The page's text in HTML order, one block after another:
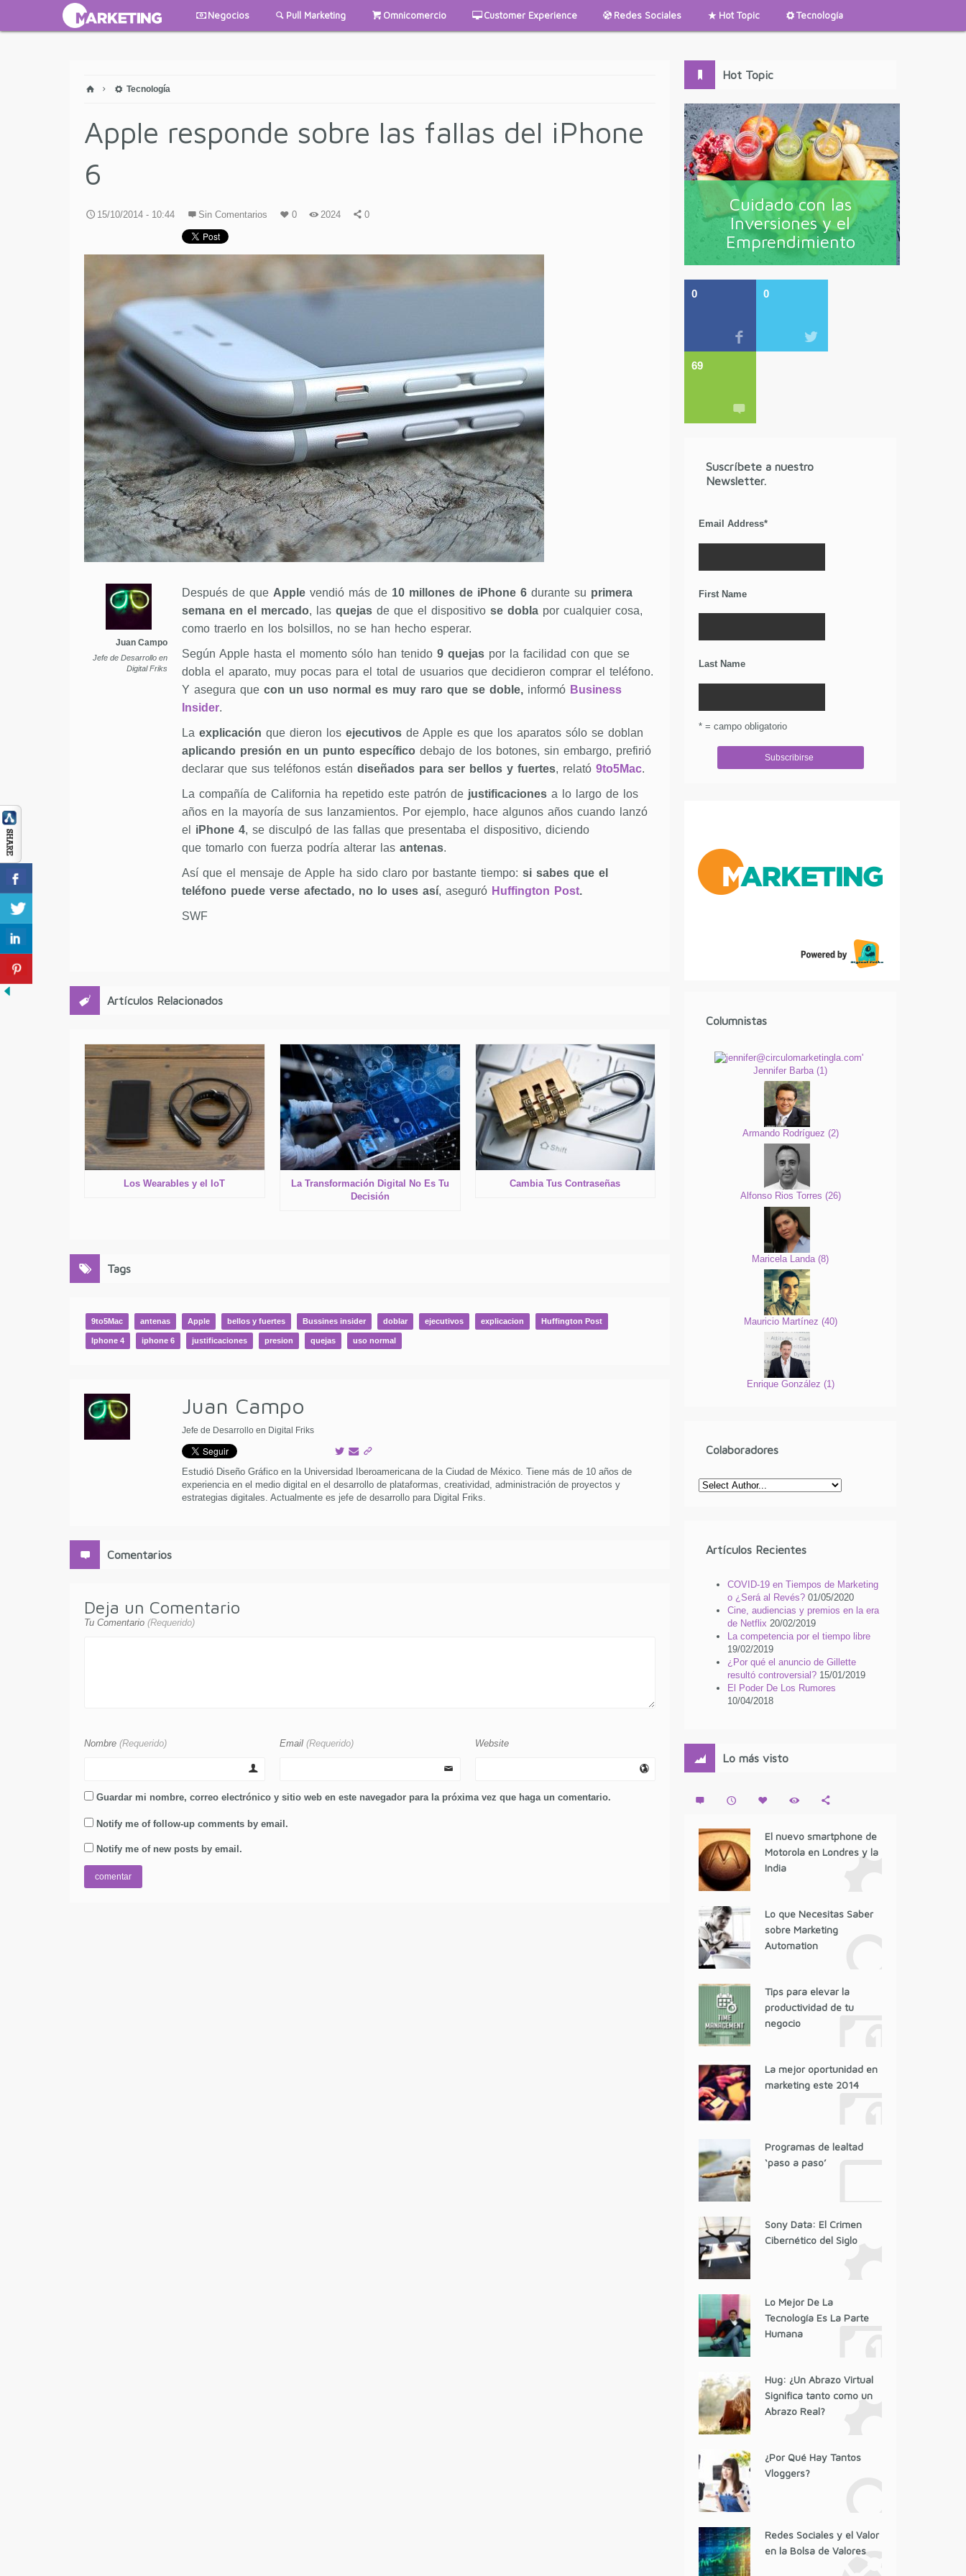
Negocios Pull Marketing Omnicomercio Customer Experience Redes Sociales Hot Topic Tecnología
Tecnología
Apple responde sobre las fallas del iPhone
6
15/10/2014 - 10:44 Sin Comentarios 0 2024 0
Juan Campo
Jefe de Desarrollo en
Digital Friks
Después de que Applevendió más de 10 millones de iPhone 6durante su primera
semana en el mercado, las quejasde que el dispositivo se doblapor cualquier cosa,
como traerlo en los bolsillos, no se han hecho esperar.
Según Apple hasta el momento sólo han tenido 9 quejaspor la facilidad con que se
dobla el aparato, muy pocas para el total de usuarios que decidieron comprar el teléfono.
Y asegura que con un uso normal es muy raro que se doble,informó Business
Insider.
La explicación que dieron los ejecutivosde Apple es que los aparatos sólo se doblan
aplicando presión en un punto específicodebajo de los botones, sin embargo, prefirió
declarar que sus teléfonos están diseñados para ser bellos y fuertes, relató 9to5Mac.
La compañía de California ha repetido este patrón de justificacionesa lo largo de los
años en la mayoría de sus lanzamientos. Por ejemplo, hace algunos años cuando lanzó
el iPhone 4, se disculpó de las fallas que presentaba el dispositivo, diciendo
que tomarlo con fuerza podría alterar las antenas.
Así que el mensaje de Apple ha sido claro por bastante tiempo: si sabes que el
teléfono puede verse afectado, no lo uses así, aseguró Huffington Post.
SWF
Artículos Relacionados
Los Wearables y el IoT
La Transformación Digital No Es Tu
Decisión
Cambia Tus Contraseñas
Tags
9to5Mac antenas Apple bellos y fuertes Bussines insider doblar ejecutivos explicacion Huffington Post
Iphone 4 iphone 6 justificaciones presion quejas uso normal
Juan Campo
Jefe de Desarrollo en Digital Friks
Estudió Diseño Gráfico en la Universidad Iberoamericana de la Ciudad de México. Tiene más de 10 años de
experiencia en el medio digital en el desarrollo de plataformas, creatividad, administración de proyectos y
estrategias digitales. Actualmente es jefe de desarrollo para Digital Friks.
Comentarios
Deja un Comentario
Tu Comentario (Requerido)
Nombre (Requerido) Email (Requerido) Website
Guardar mi nombre, correo electrónico y sitio web en este navegador para la próxima vez que haga un comentario.
Notify me of follow-up comments by email.
Notify me of new posts by email.
Hot Topic
Cuidado con las
Inversiones y el
Emprendimiento
0 0
69
Suscríbete a nuestro
Newsletter.
Email Address*
First Name
Last Name
* = campo obligatorio
Columnistas
Jennifer Barba(1)
Armando Rodríguez (2)
Alfonso Rios Torres (26)
Maricela Landa(8)
Mauricio Martínez (40)
Enrique González (1 )
Colaboradores
Artículos Recientes
COVID-19 en Tiempos de Marketing
o ¿Será al Revés? 01/05/2020
Cine, audiencias y premios en la era
de Netflix 20/02/2019
La competencia por el tiempo libre
19/02/2019
¿Por qué el anuncio de Gillette
resultó controversial? 15/01/2019
El Poder De Los Rumores
10/04/2018
Lo más visto
El nuevo smartphone de
Motorola en Londres y la
India
Lo que Necesitas Saber
sobre Marketing
Automation
Tips para elevar la
productividad de tu
negocio
La mejor oportunidad en
marketing este 2014
Programas de lealtad
‘paso a paso’
Sony Data: El Crimen
Cibernético del Siglo
Lo Mejor De La
Tecnología Es La Parte
Humana
Hug: ¿Un Abrazo Virtual
Significa tanto como un
Abrazo Real?
¿Por Qué Hay Tantos
Vloggers?
Redes Sociales y el Valor
en la Bolsa de Valores